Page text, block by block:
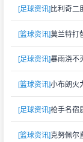
[足球资讯]
[篮球资讯]莫兰特打
[足球资讯]暴雨浇不
[篮球资讯]
[足球资讯]枪手名宿
[篮球资讯]